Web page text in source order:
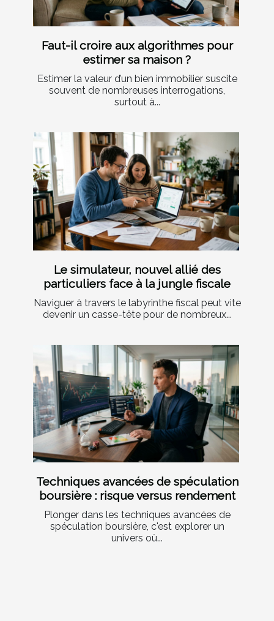
Faut-il croire aux algorithmes pour
estimer sa maison ?
Estimer la valeur d’un bien immobilier suscite
souvent de nombreuses interrogations,
surtout à...
Le simulateur, nouvel allié des
particuliers face à la jungle fiscale
Naviguer à travers le labyrinthe fiscal peut vite
devenir un casse-tête pour de nombreux...
Techniques avancées de spéculation
boursière : risque versus rendement
Plonger dans les techniques avancées de
spéculation boursière, c'est explorer un
univers où...